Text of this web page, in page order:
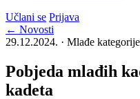
Učlani se Prijava
← Novosti
29.12.2024. · Mlađe kategorije
Pobjeda mlađih
kadeta